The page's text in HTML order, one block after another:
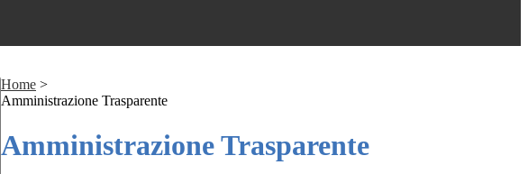
Home >
Amministrazione Trasparente
Amministrazione Trasparente